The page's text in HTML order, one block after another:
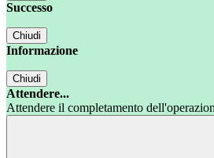
Successo
Chiudi
Informazione
Chiudi
Attendere...
Attendere il completamento